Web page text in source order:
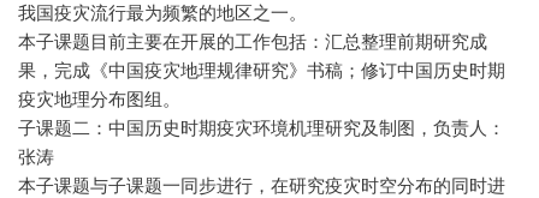
我国疫灾流行最为频繁的地区之一。
本子课题目前主要在开展的工作包括：汇总整理前期研究成
果，完成《中国疫灾地理规律研究》书稿；修订中国历史时期
疫灾地理分布图组。
子课题二：中国历史时期疫灾环境机理研究及制图，负责人：
张涛
本子课题与子课题一同步进行，在研究疫灾时空分布的同时进